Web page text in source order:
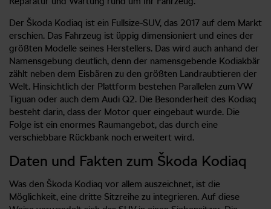
Der Škoda Kodiaq ist ein Fullsize-SUV, das 2017 auf dem Markt
erschien. Das Fahrzeug ist üppig dimensioniert und eines der
größten Modelle seines Herstellers. Das wird auch anhand der
Namensgebung deutlich, denn der namensgebende Kodiakbär
zählt neben dem Eisbären zu den größten Landraubtieren der
Welt. Hinsichtlich der Plattform bestehen Parallelen zum VW
Tiguan oder auch dem Audi Q2. Die Besonderheit des Kodiaq
besteht darin, dass der Motor quer eingebaut wurde. Die
Folge ist ein enormes Raumangebot, das durch eine
verschiebbare Rückbank noch erweitert wird.
Daten und Fakten zum Škoda Kodiaq
Was den Škoda Kodiaq vor allem auszeichnet, ist die
Möglichkeit, eine dritte Sitzreihe zu integrieren. Auf diese